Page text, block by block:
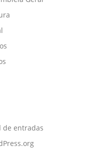
de entradas